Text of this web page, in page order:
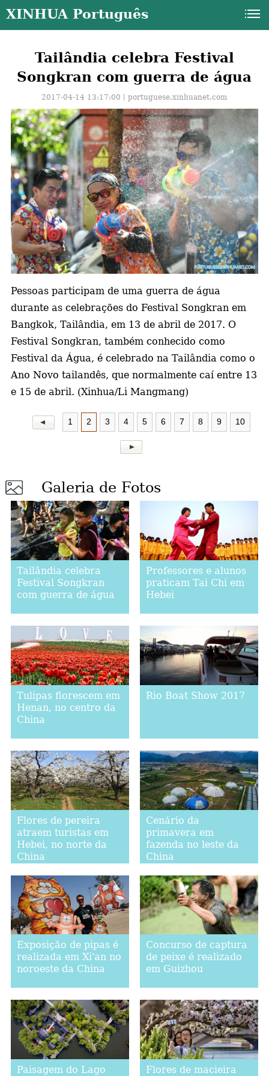
XINHUA Português
Tailândia celebra Festival
Songkran com guerra de água
2017-04-14 13:17:00丨portuguese.xinhuanet.com
Pessoas participam de uma guerra de água
durante as celebrações do Festival Songkran em
Bangkok, Tailândia, em 13 de abril de 2017. O
Festival Songkran, também conhecido como
Festival da Água, é celebrado na Tailândia como o
Ano Novo tailandês, que normalmente caí entre 13
e 15 de abril. (Xinhua/Li Mangmang)
1 2 3 4 5 6 7 8 9 10
Galeria de Fotos
Tailândia celebra
Festival Songkran
com guerra de água
Professores e alunos
praticam Tai Chi em
Hebei
Tulipas florescem em
Henan, no centro da
China
Rio Boat Show 2017
Flores de pereira
atraem turistas em
Hebei, no norte da
China
Cenário da
primavera em
fazenda no leste da
China
Exposição de pipas é
realizada em Xi'an no
noroeste da China
Concurso de captura
de peixe é realizado
em Guizhou
Paisagem do Lago Flores de macieira